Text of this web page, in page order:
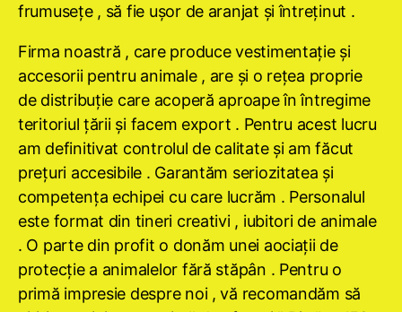
frumuseţe , să fie uşor de aranjat şi întreţinut .
Firma noastră , care produce vestimentaţie şi
accesorii pentru animale , are şi o reţea proprie
de distribuţie care acoperă aproape în întregime
teritoriul ţării şi facem export . Pentru acest lucru
am definitivat controlul de calitate şi am făcut
preţuri accesibile . Garantăm seriozitatea şi
competenţa echipei cu care lucrăm . Personalul
este format din tineri creativi , iubitori de animale
. O parte din profit o donăm unei aociaţii de
protecţie a animalelor fără stăpân . Pentru o
primă impresie despre noi , vă recomandăm să